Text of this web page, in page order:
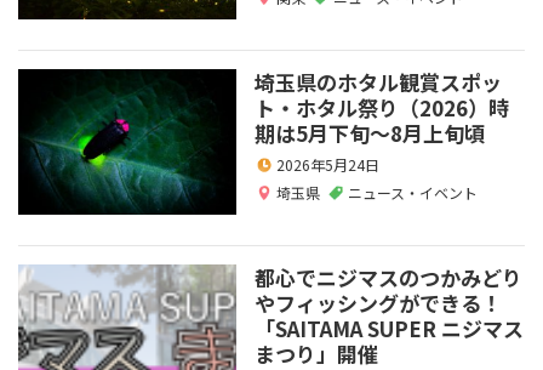
埼玉県のホタル観賞スポッ
ト・ホタル祭り（2026）時
期は5月下旬～8月上旬頃
2026年5月24日
埼玉県
ニュース・イベント
都心でニジマスのつかみどり
やフィッシングができる！
「SAITAMA SUPER ニジマス
まつり」開催